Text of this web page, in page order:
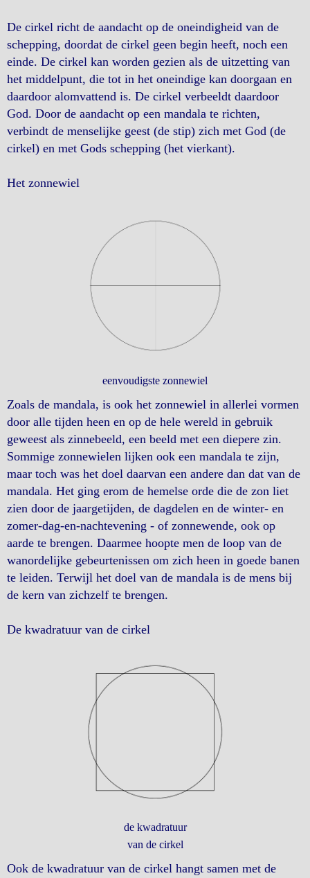
De cirkel richt de aandacht op de oneindigheid van de
schepping, doordat de cirkel geen begin heeft, noch een
einde. De cirkel kan worden gezien als de uitzetting van
het middelpunt, die tot in het oneindige kan doorgaan en
daardoor alomvattend is. De cirkel verbeeldt daardoor
God. Door de aandacht op een mandala te richten,
verbindt de menselijke geest (de stip) zich met God (de
cirkel) en met Gods schepping (het vierkant).
Het zonnewiel
eenvoudigste zonnewiel
Zoals de mandala, is ook het zonnewiel in allerlei vormen
door alle tijden heen en op de hele wereld in gebruik
geweest als zinnebeeld, een beeld met een diepere zin.
Sommige zonnewielen lijken ook een mandala te zijn,
maar toch was het doel daarvan een andere dan dat van de
mandala. Het ging erom de hemelse orde die de zon liet
zien door de jaargetijden, de dagdelen en de winter- en
zomer-dag-en-nachtevening - of zonnewende, ook op
aarde te brengen. Daarmee hoopte men de loop van de
wanordelijke gebeurtenissen om zich heen in goede banen
te leiden. Terwijl het doel van de mandala is de mens bij
de kern van zichzelf te brengen.
De kwadratuur van de cirkel
de kwadratuur
van de cirkel
Ook de kwadratuur van de cirkel hangt samen met de